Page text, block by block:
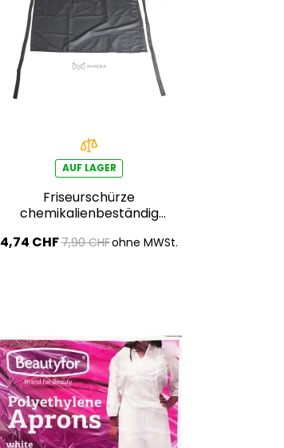
AUF LAGER
Friseurschürze
chemikalienbeständig
4,74 CHF7,90 CHFohne MWSt.